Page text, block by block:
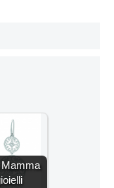
Mamma